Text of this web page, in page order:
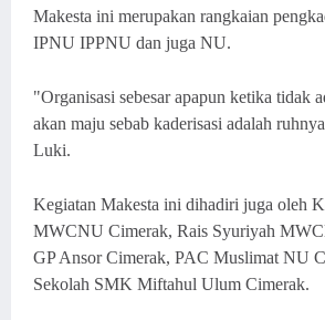
Makesta ini merupakan rangkaian
IPNU IPPNU dan juga NU.
"Organisasi sebesar apapun ketika tidak
akan maju sebab kaderisasi adalah
Luki.
Kegiatan Makesta ini dihadiri juga oleh
MWCNU Cimerak, Rais Syuriyah
GP Ansor Cimerak, PAC Muslimat NU
Sekolah SMK Miftahul Ulum Cimerak.